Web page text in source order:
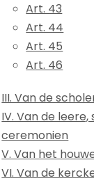
Art. 43
Art. 44
Art. 45
Art. 46
III. Van de
IV. Van de
ceremonien
V. Van het
VI. Van de